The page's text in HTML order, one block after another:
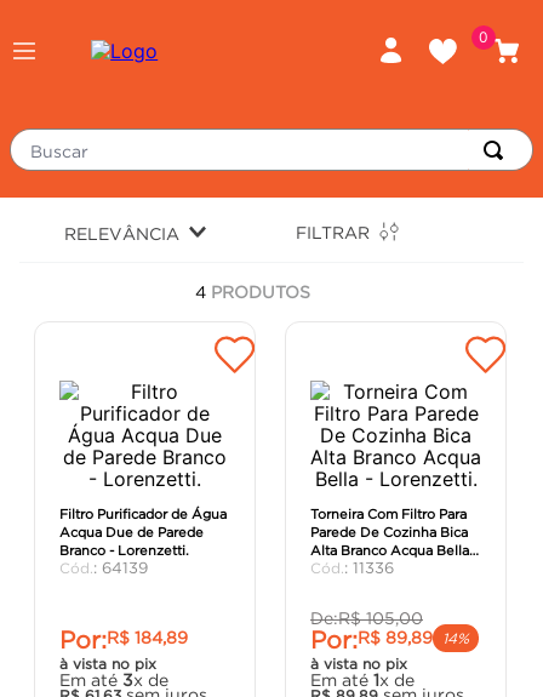
0
Buscar
RELEVÂNCIA FILTRAR
4 PRODUTOS
Filtro Purificador de Água
Acqua Due de Parede
Branco - Lorenzetti.
: 64139
Por:R$ 184,89
à vista no pix
Em até 3x de
Torneira Com Filtro Para
Parede De Cozinha Bica
Alta Branco Acqua Bella -
Lorenzetti.
: 11336
De:R$ 105,00
Por:R$ 89,89
14%
à vista no pix
Em até 1x de
º tinta
massa corrida
chuveiro
argamassa
porta
º cadeira